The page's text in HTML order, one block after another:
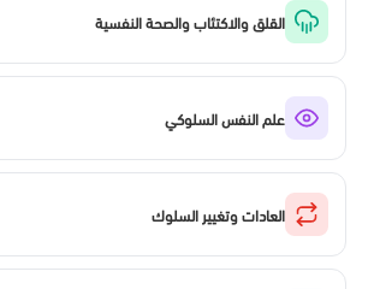
القلق والاكتئاب والصحة النفسية
علم النفس السلوكي
العادات وتغيير السلوك